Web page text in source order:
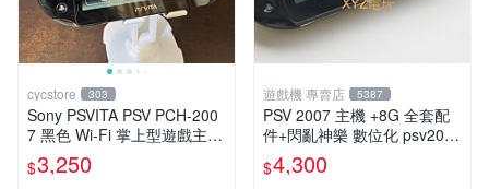
cycstore 303
Sony PSVITA PSV PCH-200
7 黑色 Wi-Fi 掌上型遊戲主機
輕薄版 OLED後繼機 收藏熱
門
$3,250
遊戲機 專賣店 5387
PSV 2007 主機 +8G 全套配
件+閃亂神樂 數位化 psv2007
主機
$4,300